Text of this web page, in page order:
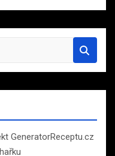
GeneratorReceptu.cz